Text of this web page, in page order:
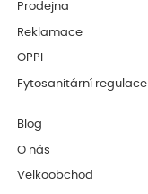
Prodejna
Reklamace
OPPI
Fytosanitární regulace
Blog
O nás
Velkoobchod